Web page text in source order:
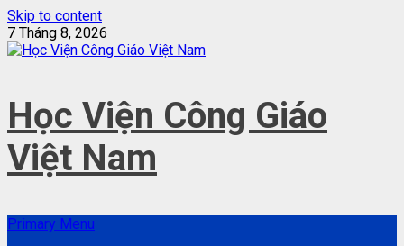
Skip to content
7 Tháng 8, 2026
Học Viện Công Giáo
Việt Nam
Primary Menu